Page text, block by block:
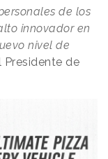
de los
innovador en
nivel de
Presidente de